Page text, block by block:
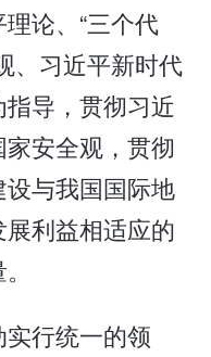
论、“三个代
、习近平新时代
导，贯彻习近
安全观，贯彻
与我国国际地
利益相适应的
行统一的领